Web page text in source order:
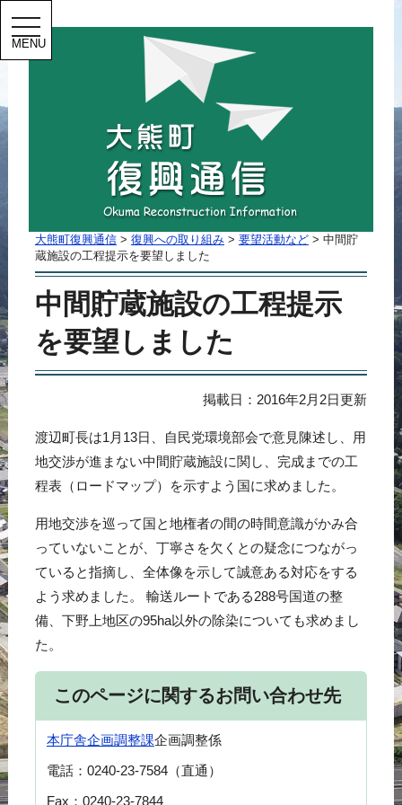
MENU
大熊町復興通信> 復興への取り組み> 要望活動など> 中間貯
蔵施設の工程提示を要望しました
中間貯蔵施設の工程提示
を要望しました
掲載日：2016年2月2日更新
渡辺町長は1月13日、自民党環境部会で意見陳述し、用
地交渉が進まない中間貯蔵施設に関し、完成までの工
程表（ロードマップ）を示すよう国に求めました。
用地交渉を巡って国と地権者の間の時間意識がかみ合
っていないことが、丁寧さを欠くとの疑念につながっ
ていると指摘し、全体像を示して誠意ある対応をする
よう求めました。 輸送ルートである288号国道の整
備、下野上地区の95ha以外の除染についても求めまし
た。
このページに関するお問い合わせ先
本庁舎企画調整課企画調整係
電話：0240-23-7584（直通）
Fax：0240-23-7844